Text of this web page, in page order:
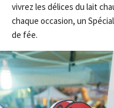
vivrez les délices du lait
chaque occasion, un
de fée.